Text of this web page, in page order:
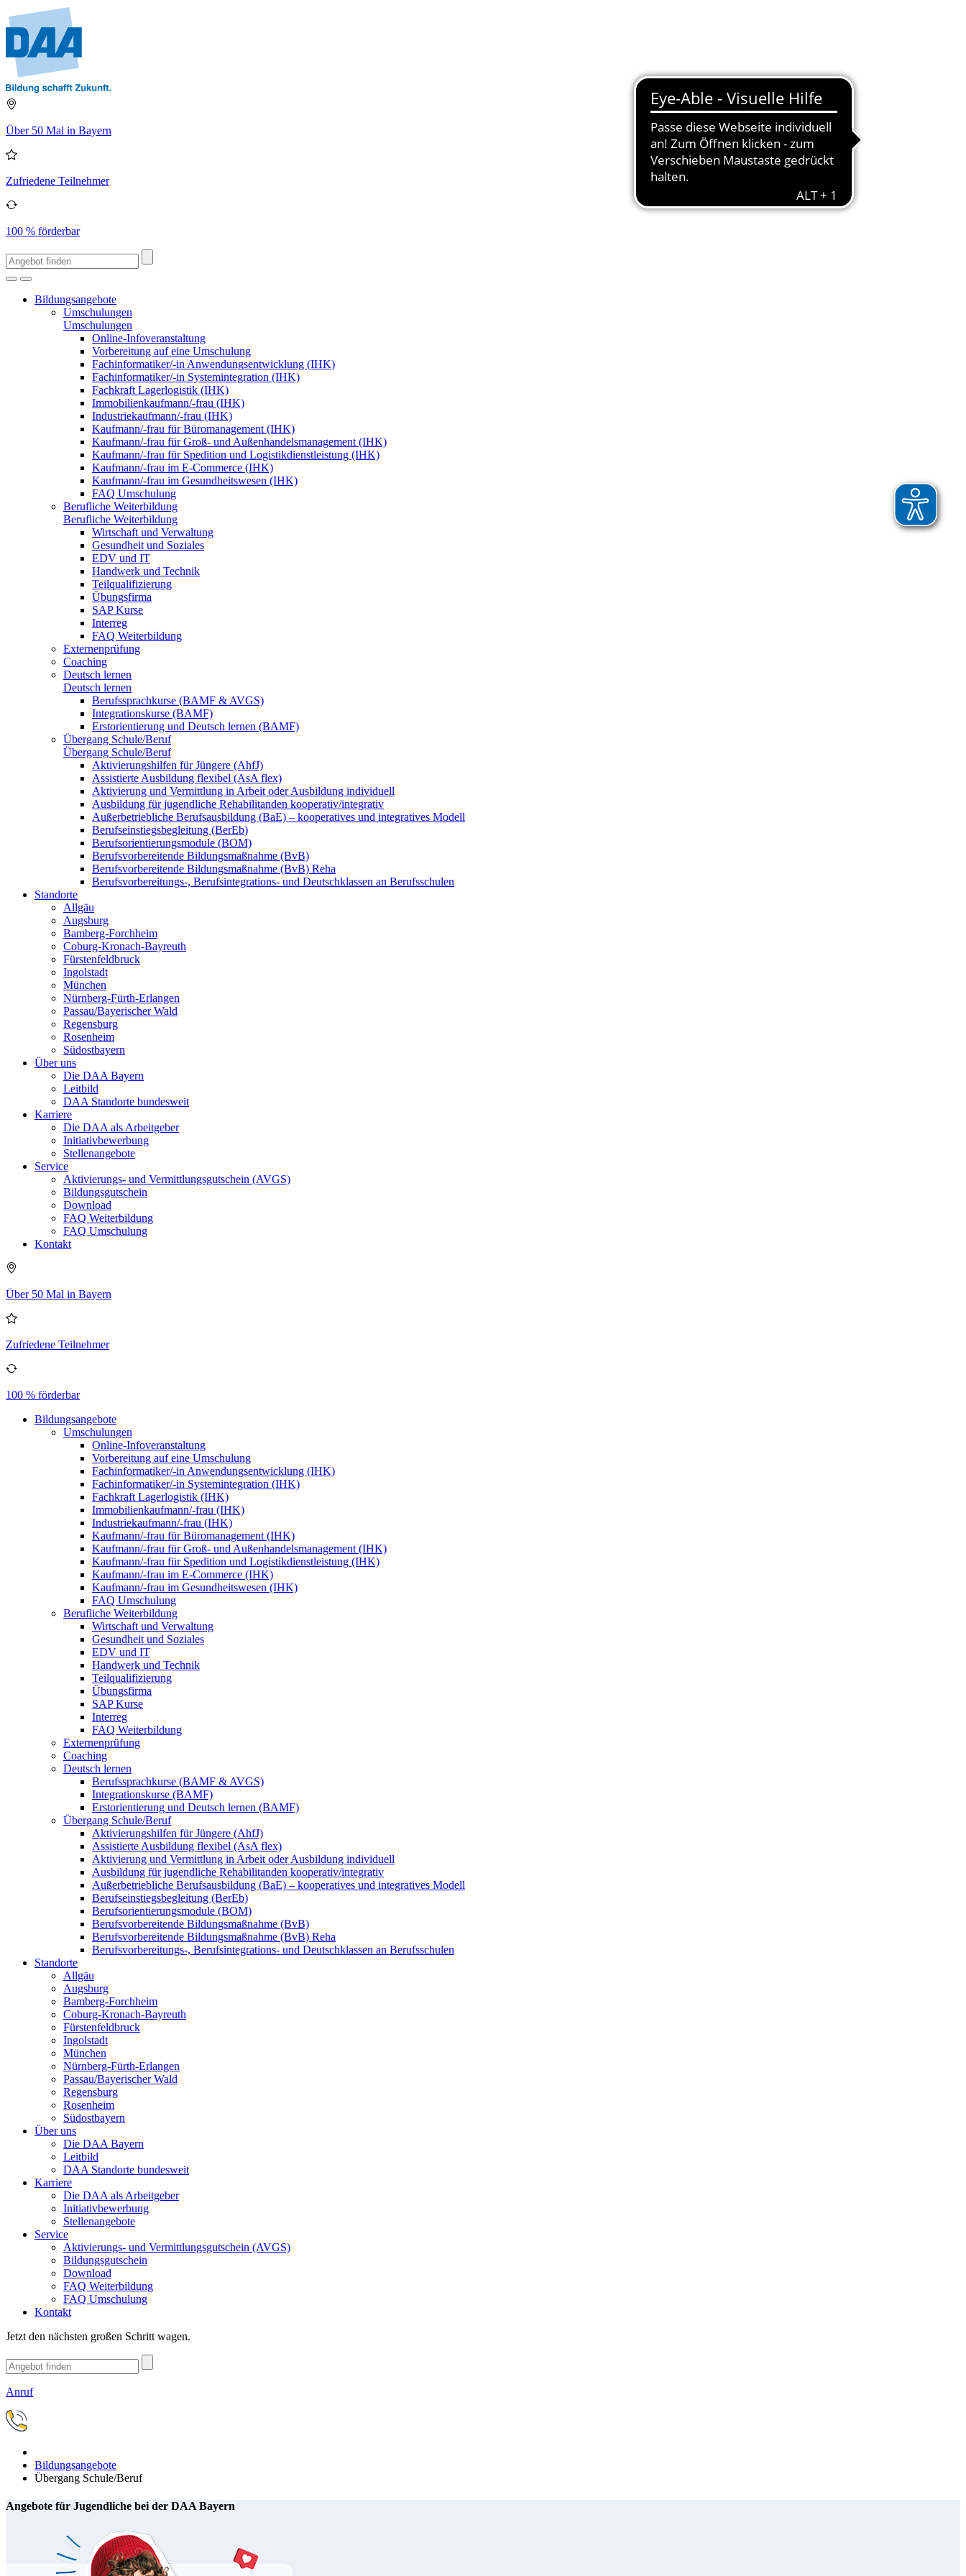
Über 50 Mal in Bayern
Zufriedene Teilnehmer
100 % förderbar
Bildungsangebote
Umschulungen
Umschulungen
Online-Infoveranstaltung
Vorbereitung auf eine Umschulung
Fachinformatiker/-in Anwendungsentwicklung (IHK)
Fachinformatiker/-in Systemintegration (IHK)
Fachkraft Lagerlogistik (IHK)
Immobilienkaufmann/-frau (IHK)
Industriekaufmann/-frau (IHK)
Kaufmann/-frau für Büromanagement (IHK)
Kaufmann/-frau für Groß- und Außenhandelsmanagement (IHK)
Kaufmann/-frau für Spedition und Logistikdienstleistung (IHK)
Kaufmann/-frau im E-Commerce (IHK)
Kaufmann/-frau im Gesundheitswesen (IHK)
FAQ Umschulung
Berufliche Weiterbildung
Berufliche Weiterbildung
Wirtschaft und Verwaltung
Gesundheit und Soziales
EDV und IT
Handwerk und Technik
Teilqualifizierung
Übungsfirma
SAP Kurse
Interreg
FAQ Weiterbildung
Externenprüfung
Coaching
Deutsch lernen
Deutsch lernen
Berufssprachkurse (BAMF & AVGS)
Integrationskurse (BAMF)
Erstorientierung und Deutsch lernen (BAMF)
Übergang Schule/Beruf
Übergang Schule/Beruf
Aktivierungshilfen für Jüngere (AhfJ)
Assistierte Ausbildung flexibel (AsA flex)
Aktivierung und Vermittlung in Arbeit oder Ausbildung individuell
Ausbildung für jugendliche Rehabilitanden kooperativ/integrativ
Außerbetriebliche Berufsausbildung (BaE) – kooperatives und integratives Modell
Berufseinstiegsbegleitung (BerEb)
Berufsorientierungsmodule (BOM)
Berufsvorbereitende Bildungsmaßnahme (BvB)
Berufsvorbereitende Bildungsmaßnahme (BvB) Reha
Berufsvorbereitungs-, Berufsintegrations- und Deutschklassen an Berufsschulen
Standorte
Allgäu
Augsburg
Bamberg-Forchheim
Coburg-Kronach-Bayreuth
Fürstenfeldbruck
Ingolstadt
München
Nürnberg-Fürth-Erlangen
Passau/Bayerischer Wald
Regensburg
Rosenheim
Südostbayern
Über uns
Die DAA Bayern
Leitbild
DAA Standorte bundesweit
Karriere
Die DAA als Arbeitgeber
Initiativbewerbung
Stellenangebote
Service
Aktivierungs- und Vermittlungsgutschein (AVGS)
Bildungsgutschein
Download
FAQ Weiterbildung
FAQ Umschulung
Kontakt
Über 50 Mal in Bayern
Zufriedene Teilnehmer
100 % förderbar
Bildungsangebote
Umschulungen
Online-Infoveranstaltung
Vorbereitung auf eine Umschulung
Fachinformatiker/-in Anwendungsentwicklung (IHK)
Fachinformatiker/-in Systemintegration (IHK)
Fachkraft Lagerlogistik (IHK)
Immobilienkaufmann/-frau (IHK)
Industriekaufmann/-frau (IHK)
Kaufmann/-frau für Büromanagement (IHK)
Kaufmann/-frau für Groß- und Außenhandelsmanagement (IHK)
Kaufmann/-frau für Spedition und Logistikdienstleistung (IHK)
Kaufmann/-frau im E-Commerce (IHK)
Kaufmann/-frau im Gesundheitswesen (IHK)
FAQ Umschulung
Berufliche Weiterbildung
Wirtschaft und Verwaltung
Gesundheit und Soziales
EDV und IT
Handwerk und Technik
Teilqualifizierung
Übungsfirma
SAP Kurse
Interreg
FAQ Weiterbildung
Externenprüfung
Coaching
Deutsch lernen
Berufssprachkurse (BAMF & AVGS)
Integrationskurse (BAMF)
Erstorientierung und Deutsch lernen (BAMF)
Übergang Schule/Beruf
Aktivierungshilfen für Jüngere (AhfJ)
Assistierte Ausbildung flexibel (AsA flex)
Aktivierung und Vermittlung in Arbeit oder Ausbildung individuell
Ausbildung für jugendliche Rehabilitanden kooperativ/integrativ
Außerbetriebliche Berufsausbildung (BaE) – kooperatives und integratives Modell
Berufseinstiegsbegleitung (BerEb)
Berufsorientierungsmodule (BOM)
Berufsvorbereitende Bildungsmaßnahme (BvB)
Berufsvorbereitende Bildungsmaßnahme (BvB) Reha
Berufsvorbereitungs-, Berufsintegrations- und Deutschklassen an Berufsschulen
Standorte
Allgäu
Augsburg
Bamberg-Forchheim
Coburg-Kronach-Bayreuth
Fürstenfeldbruck
Ingolstadt
München
Nürnberg-Fürth-Erlangen
Passau/Bayerischer Wald
Regensburg
Rosenheim
Südostbayern
Über uns
Die DAA Bayern
Leitbild
DAA Standorte bundesweit
Karriere
Die DAA als Arbeitgeber
Initiativbewerbung
Stellenangebote
Service
Aktivierungs- und Vermittlungsgutschein (AVGS)
Bildungsgutschein
Download
FAQ Weiterbildung
FAQ Umschulung
Kontakt
Jetzt den nächsten großen Schritt wagen.
Anruf
Bildungsangebote
Übergang Schule/Beruf
Angebote für Jugendliche bei der DAA Bayern